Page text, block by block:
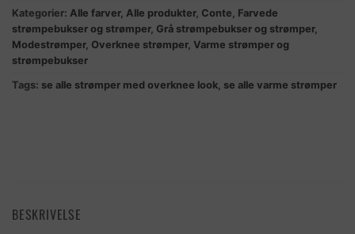
Kategorier: Alle farver, Alle produkter, Conte, Farvede
strømpebukser og strømper, Grå strømpebukser og strømper,
Modestrømper, Overknee strømper, Varme strømper og
strømpebukser
Tags: se alle strømper med overknee look, se alle varme strømper
BESKRIVELSE